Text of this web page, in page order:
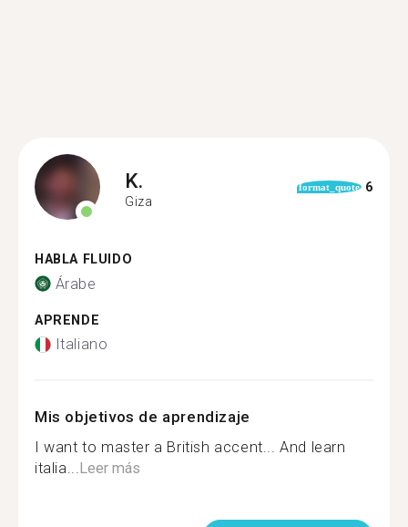
K.
Giza
format_quote 6
HABLA FLUIDO
Árabe
APRENDE
Italiano
Mis objetivos de aprendizaje
I want to master a British accent... And learn
italia...Leer más